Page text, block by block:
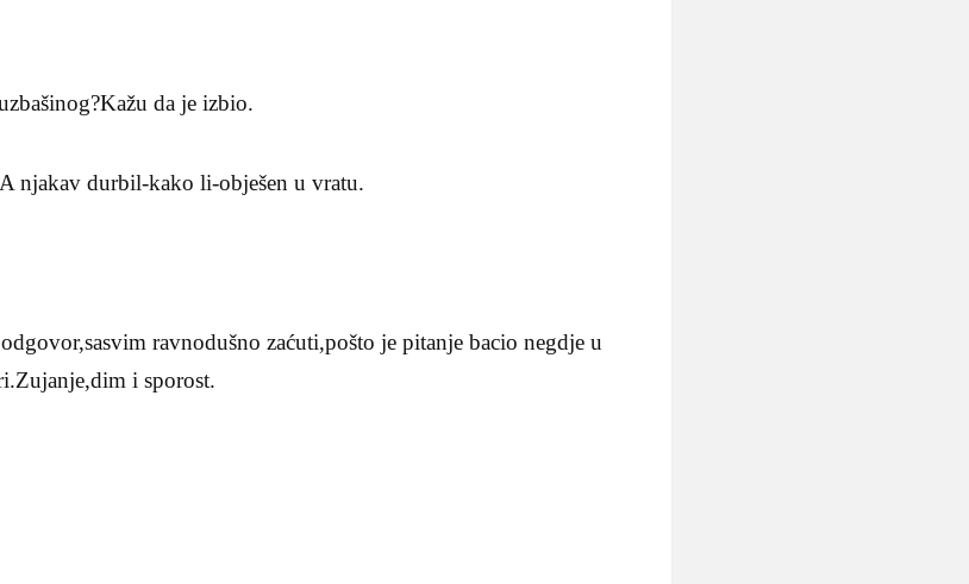
da je izbio.
njakav durbil-kako li-obješen u vratu.
ravnodušno zaćuti,pošto je pitanje bacio negdje u
i sporost.